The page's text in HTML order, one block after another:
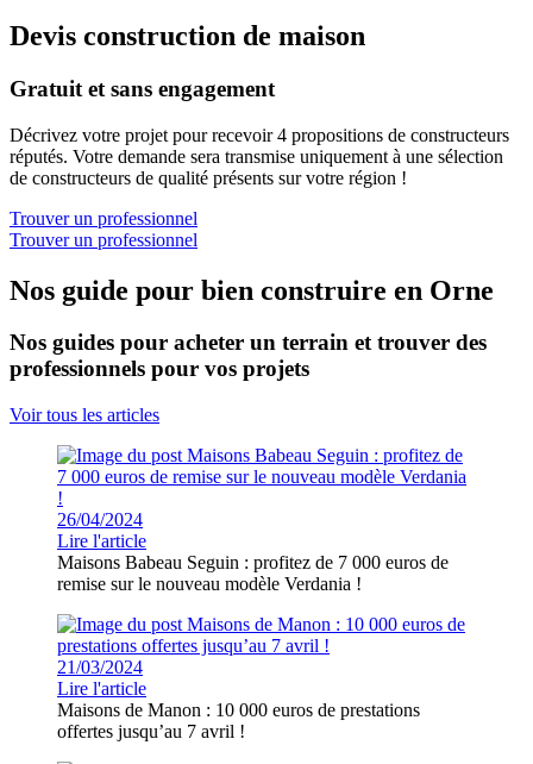
Devis construction de maison
Gratuit et sans engagement
Décrivez votre projet pour recevoir 4 propositions de constructeurs
réputés. Votre demande sera transmise uniquement à une sélection
de constructeurs de qualité présents sur votre région !
Trouver un professionnel
Trouver un professionnel
Nos guide pour bien construire en Orne
Nos guides pour acheter un terrain et trouver des
professionnels pour vos projets
Voir tous les articles
26/04/2024
Lire l'article
Maisons Babeau Seguin : profitez de 7 000 euros de
remise sur le nouveau modèle Verdania !
21/03/2024
Lire l'article
Maisons de Manon : 10 000 euros de prestations
offertes jusqu’au 7 avril !